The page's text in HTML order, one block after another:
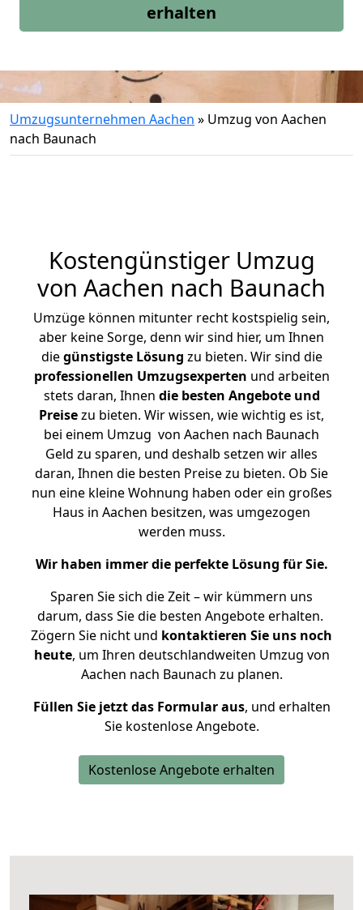
erhalten
Umzugsunternehmen Aachen » Umzug von Aachen
nach Baunach
Kostengünstiger Umzug
von Aachen nach Baunach
Umzüge können mitunter recht kostspielig sein,
aber keine Sorge, denn wir sind hier, um Ihnen
diegünstigste Lösung zu bieten. Wir sind die
professionellen Umzugsexperten und arbeiten
stets daran, Ihnen die besten Angebote und
Preisezu bieten. Wir wissen, wie wichtig es ist,
bei einem Umzug von Aachen nach Baunach
Geld zu sparen, und deshalb setzen wir alles
daran, Ihnen die besten Preise zu bieten. Ob Sie
nun eine kleine Wohnung haben oder ein großes
Haus in Aachen besitzen, was umgezogen
werden muss.
Wir haben immer die perfekte Lösung für Sie.
Sparen Sie sich die Zeit – wir kümmern uns
darum, dass Sie die besten Angebote erhalten.
Zögern Sie nicht und kontaktieren Sie uns noch
heute, um Ihren deutschlandweiten Umzug von
Aachen nach Baunach zu planen.
Füllen Sie jetzt das Formular aus, und erhalten
Sie kostenlose Angebote.
Kostenlose Angebote erhalten